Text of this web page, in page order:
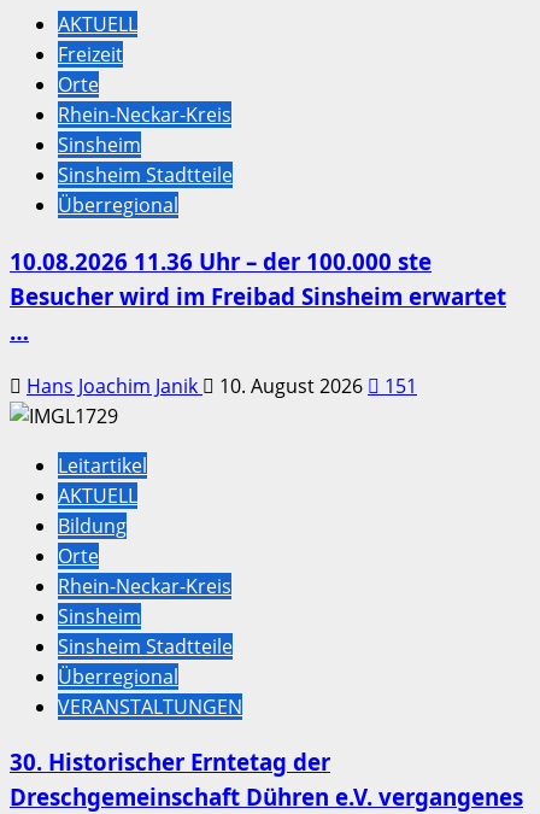
AKTUELL
Freizeit
Orte
Rhein-Neckar-Kreis
Sinsheim
Sinsheim Stadtteile
Überregional
10.08.2026 11.36 Uhr – der 100.000 ste
Besucher wird im Freibad Sinsheim erwartet
…
Hans Joachim Janik 10. August 2026 151
Leitartikel
AKTUELL
Bildung
Orte
Rhein-Neckar-Kreis
Sinsheim
Sinsheim Stadtteile
Überregional
VERANSTALTUNGEN
30. Historischer Erntetag der
Dreschgemeinschaft Dühren e.V. vergangenes